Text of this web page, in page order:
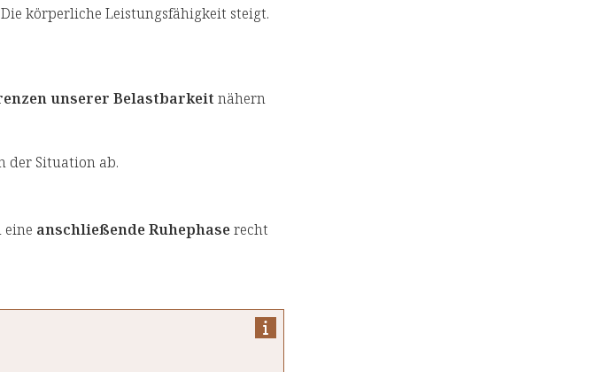
körperliche Leistungsfähigkeit steigt.
unserer Belastbarkeit nähern
der Situation ab.
anschließende Ruhephaserecht